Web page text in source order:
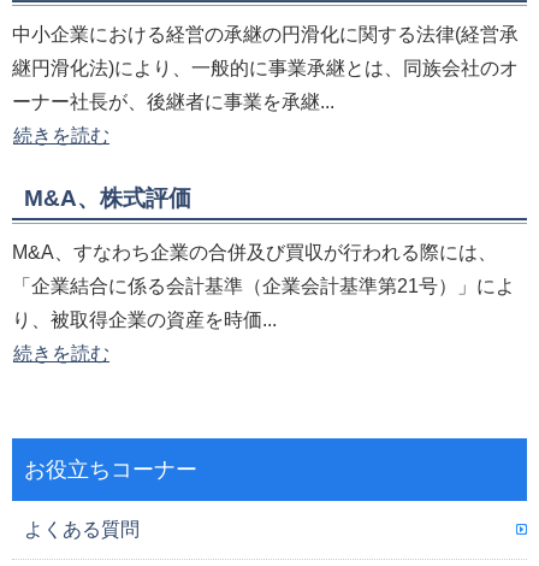
中小企業における経営の承継の円滑化に関する法律(経営承
継円滑化法)により、一般的に事業承継とは、同族会社のオ
ーナー社長が、後継者に事業を承継...
続きを読む
M&A、株式評価
M&A、すなわち企業の合併及び買収が行われる際には、
「企業結合に係る会計基準（企業会計基準第21号）」によ
り、被取得企業の資産を時価...
続きを読む
お役立ちコーナー
よくある質問